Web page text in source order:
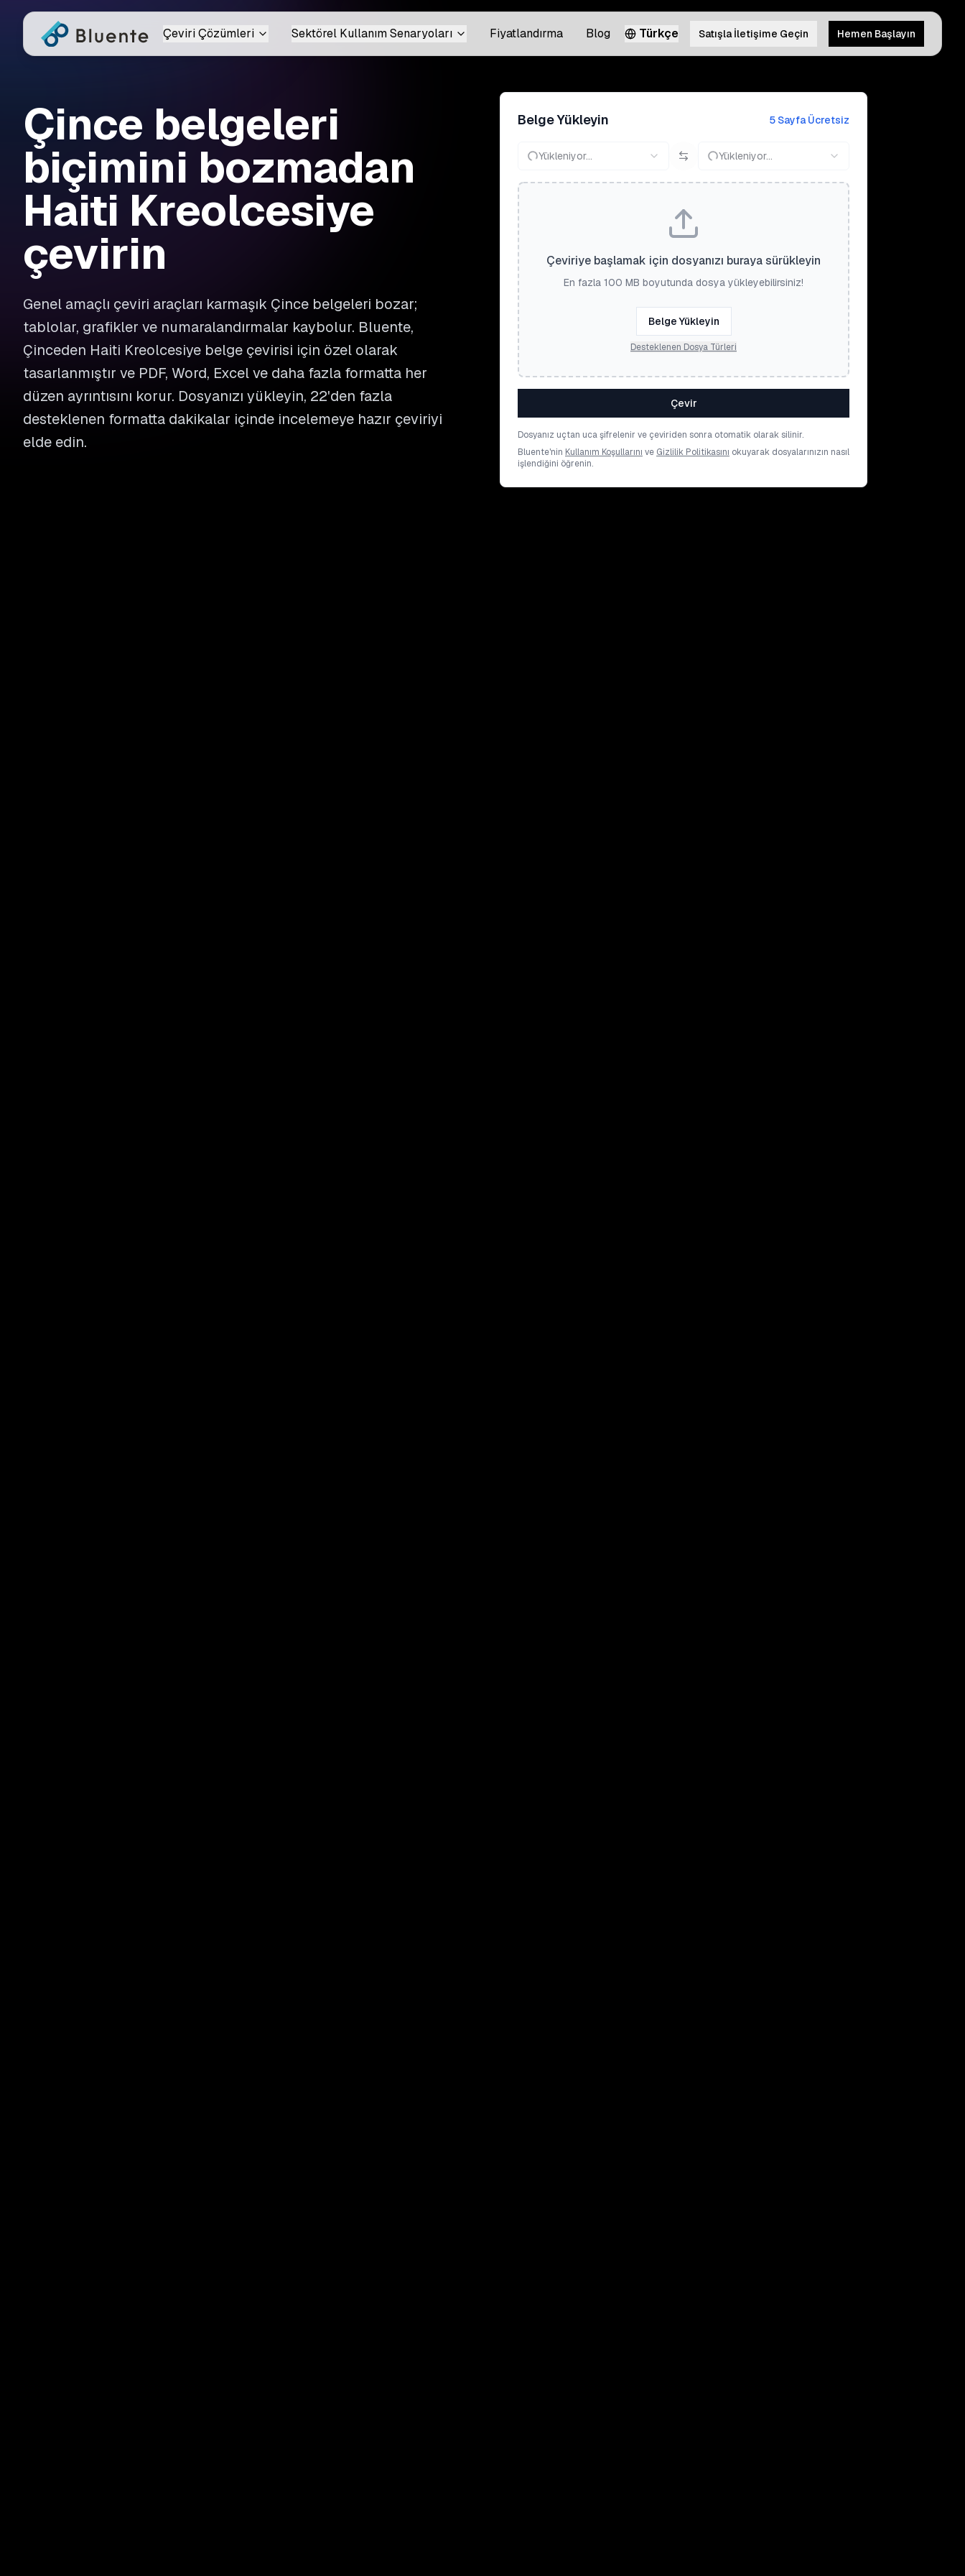
Çeviri Çözümleri Sektörel Kullanım Senaryoları Fiyatlandırma Blog Türkçe Satışla İletişime Geçin Hemen Başlayın
Çince belgeleri
biçimini bozmadan
Haiti Kreolcesiye
çevirin
Genel amaçlı çeviri araçları karmaşık Çince belgeleri bozar;
tablolar, grafikler ve numaralandırmalar kaybolur. Bluente,
Çinceden Haiti Kreolcesiye belge çevirisi için özel olarak
tasarlanmıştır ve PDF, Word, Excel ve daha fazla formatta her
düzen ayrıntısını korur. Dosyanızı yükleyin, 22'den fazla
desteklenen formatta dakikalar içinde incelemeye hazır çeviriyi
elde edin.
Belge Yükleyin 5 Sayfa Ücretsiz
Yükleniyor... Yükleniyor...
Çeviriye başlamak için dosyanızı buraya sürükleyin
En fazla 100 MB boyutunda dosya yükleyebilirsiniz!
Belge Yükleyin
Desteklenen Dosya Türleri
Çevir
Dosyanız uçtan uca şifrelenir ve çeviriden sonra otomatik olarak silinir.
Bluente'nin Kullanım Koşullarını ve Gizlilik Politikasını okuyarak dosyalarınızın nasıl
işlendiğini öğrenin.